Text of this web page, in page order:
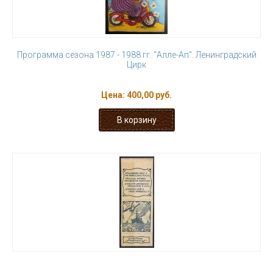
Программа сезона 1987 - 1988 гг. "Алле-Ап". Ленинградский
Цирк
Цена: 400,00 руб.